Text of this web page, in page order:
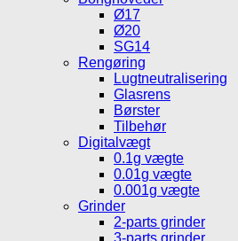
Ø17
Ø20
SG14
Rengøring
Lugtneutralisering
Glasrens
Børster
Tilbehør
Digitalvægt
0.1g vægte
0.01g vægte
0.001g vægte
Grinder
2-parts grinder